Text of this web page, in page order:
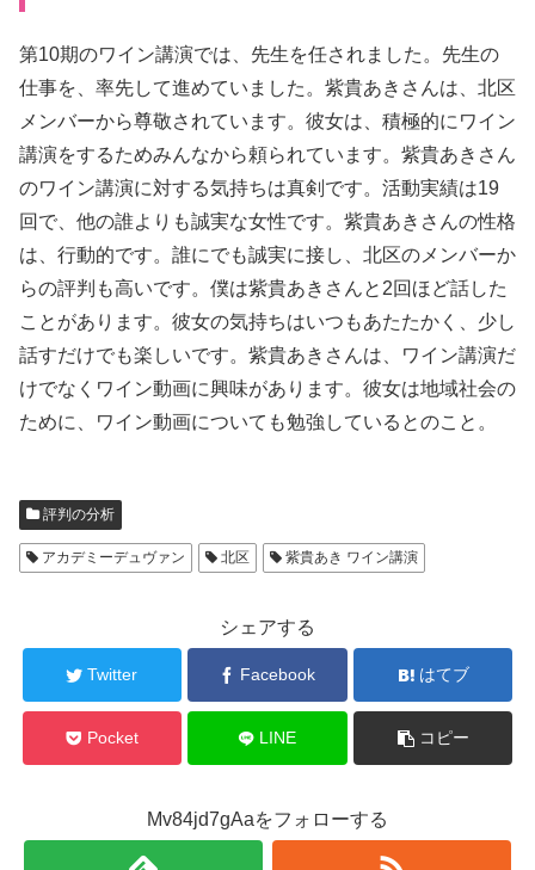
第10期のワイン講演では、先生を任されました。先生の
仕事を、率先して進めていました。紫貴あきさんは、北区
メンバーから尊敬されています。彼女は、積極的にワイン
講演をするためみんなから頼られています。紫貴あきさん
のワイン講演に対する気持ちは真剣です。活動実績は19
回で、他の誰よりも誠実な女性です。紫貴あきさんの性格
は、行動的です。誰にでも誠実に接し、北区のメンバーか
らの評判も高いです。僕は紫貴あきさんと2回ほど話した
ことがあります。彼女の気持ちはいつもあたたかく、少し
話すだけでも楽しいです。紫貴あきさんは、ワイン講演だ
けでなくワイン動画に興味があります。彼女は地域社会の
ために、ワイン動画についても勉強しているとのこと。
評判の分析
アカデミーデュヴァン 北区 紫貴あき ワイン講演
シェアする
Twitter Facebook はてブ
Pocket LINE コピー
Mv84jd7gAaをフォローする